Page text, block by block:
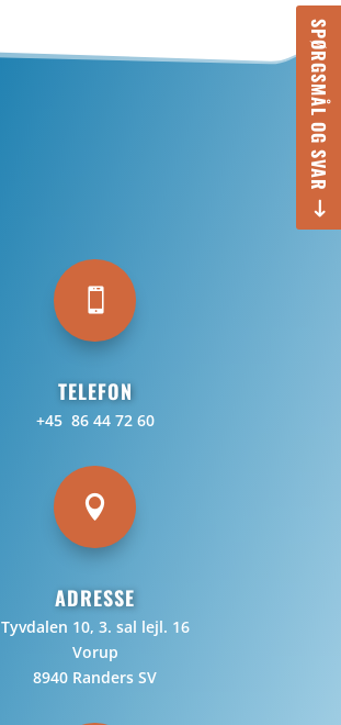
SPØRGSMÅL OG SVAR

TELEFON
+45 86 44 72 60

ADRESSE
Tyvdalen 10, 3. sal lejl. 16
Vorup
8940 Randers SV